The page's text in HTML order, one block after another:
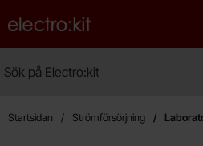
Startsidan för Electro:kit
Startsidan Strömförsörjning